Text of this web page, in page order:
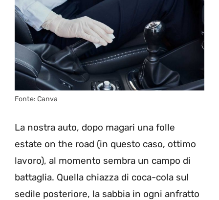
Fonte: Canva
La nostra auto, dopo magari una folle
estate on the road (in questo caso, ottimo
lavoro), al momento sembra un campo di
battaglia. Quella chiazza di coca-cola sul
sedile posteriore, la sabbia in ogni anfratto